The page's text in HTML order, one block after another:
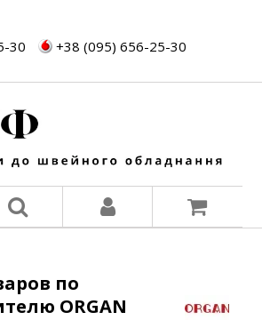
30
+38 (095) 656-25-30
по
ORGAN